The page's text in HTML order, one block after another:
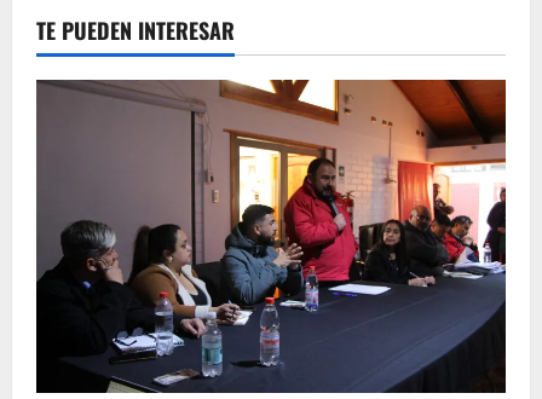
TE PUEDEN INTERESAR